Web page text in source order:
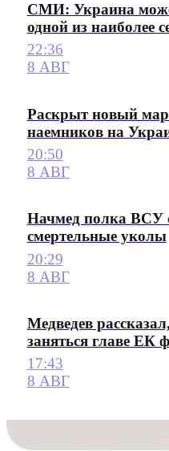
СМИ: Украина
одной из наиболее
22:36
8 АВГ
Раскрыт новый
наемников на
20:50
8 АВГ
Начмед полка ВСУ
смертельные уколы
20:29
8 АВГ
Медведев
заняться главе ЕК
17:43
8 АВГ